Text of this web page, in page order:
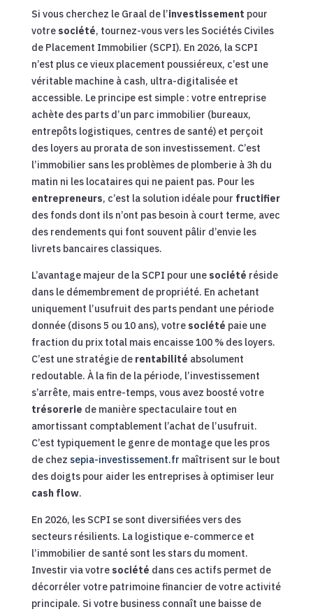
Si vous cherchez le Graal de l’investissement pour
votre société, tournez-vous vers les Sociétés Civiles
de Placement Immobilier (SCPI). En 2026, la SCPI
n’est plus ce vieux placement poussiéreux, c’est une
véritable machine à cash, ultra-digitalisée et
accessible. Le principe est simple : votre entreprise
achète des parts d’un parc immobilier (bureaux,
entrepôts logistiques, centres de santé) et perçoit
des loyers au prorata de son investissement. C’est
l’immobilier sans les problèmes de plomberie à 3h du
matin ni les locataires qui ne paient pas. Pour les
entrepreneurs, c’est la solution idéale pour fructifier
des fonds dont ils n’ont pas besoin à court terme, avec
des rendements qui font souvent pâlir d’envie les
livrets bancaires classiques.
L’avantage majeur de la SCPI pour une société réside
dans le démembrement de propriété. En achetant
uniquement l’usufruit des parts pendant une période
donnée (disons 5 ou 10 ans), votre société paie une
fraction du prix total mais encaisse 100 % des loyers.
C’est une stratégie de rentabilité absolument
redoutable. À la fin de la période, l’investissement
s’arrête, mais entre-temps, vous avez boosté votre
trésorerie de manière spectaculaire tout en
amortissant comptablement l’achat de l’usufruit.
C’est typiquement le genre de montage que les pros
de chez sepia-investissement.fr maîtrisent sur le bout
des doigts pour aider les entreprises à optimiser leur
cash flow.
En 2026, les SCPI se sont diversifiées vers des
secteurs résilients. La logistique e-commerce et
l’immobilier de santé sont les stars du moment.
Investir via votre société dans ces actifs permet de
décorréler votre patrimoine financier de votre activité
principale. Si votre business connaît une baisse de